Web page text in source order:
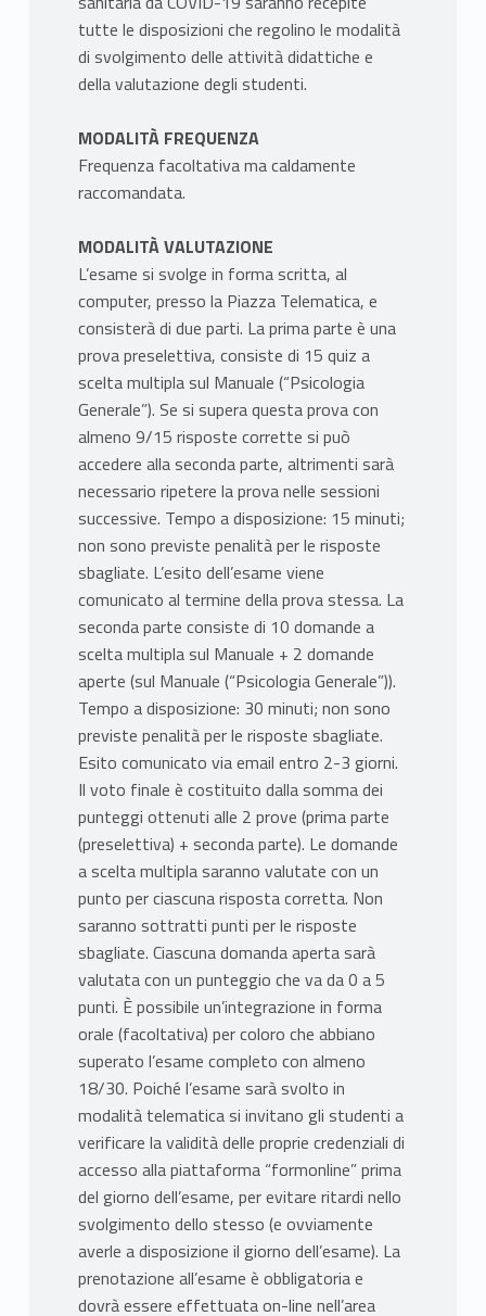
tutte le disposizioni che regolino le modalità
di svolgimento delle attività didattiche e
della valutazione degli studenti.
MODALITÀ FREQUENZA
Frequenza facoltativa ma caldamente
raccomandata.
MODALITÀ VALUTAZIONE
L’esame si svolge in forma scritta, al
computer, presso la Piazza Telematica, e
consisterà di due parti. La prima parte è una
prova preselettiva, consiste di 15 quiz a
scelta multipla sul Manuale (“Psicologia
Generale”). Se si supera questa prova con
almeno 9/15 risposte corrette si può
accedere alla seconda parte, altrimenti sarà
necessario ripetere la prova nelle sessioni
successive. Tempo a disposizione: 15 minuti;
non sono previste penalità per le risposte
sbagliate. L’esito dell’esame viene
comunicato al termine della prova stessa. La
seconda parte consiste di 10 domande a
scelta multipla sul Manuale + 2 domande
aperte (sul Manuale (“Psicologia Generale”)).
Tempo a disposizione: 30 minuti; non sono
previste penalità per le risposte sbagliate.
Esito comunicato via email entro 2-3 giorni.
Il voto finale è costituito dalla somma dei
punteggi ottenuti alle 2 prove (prima parte
(preselettiva) + seconda parte). Le domande
a scelta multipla saranno valutate con un
punto per ciascuna risposta corretta. Non
saranno sottratti punti per le risposte
sbagliate. Ciascuna domanda aperta sarà
valutata con un punteggio che va da 0 a 5
punti. È possibile un’integrazione in forma
orale (facoltativa) per coloro che abbiano
superato l’esame completo con almeno
18/30. Poiché l’esame sarà svolto in
modalità telematica si invitano gli studenti a
verificare la validità delle proprie credenziali di
accesso alla piattaforma “formonline” prima
del giorno dell’esame, per evitare ritardi nello
svolgimento dello stesso (e ovviamente
averle a disposizione il giorno dell’esame). La
prenotazione all’esame è obbligatoria e
dovrà essere effettuata on-line nell’area